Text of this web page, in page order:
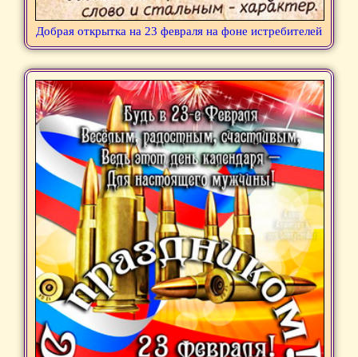
Добрая открытка на 23 февраля на фоне истребителей